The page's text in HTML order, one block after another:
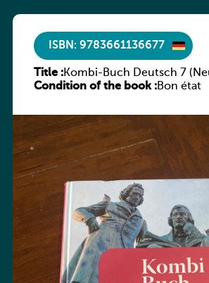
ISBN: 9783661136677
Title :Kombi-Buch Deutsch 7
Luxemburg)
Condition of the book :Bon état